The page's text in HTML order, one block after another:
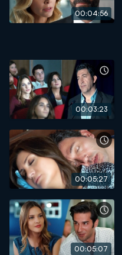
00:04:56
00:03:23
00:05:27
00:05:07